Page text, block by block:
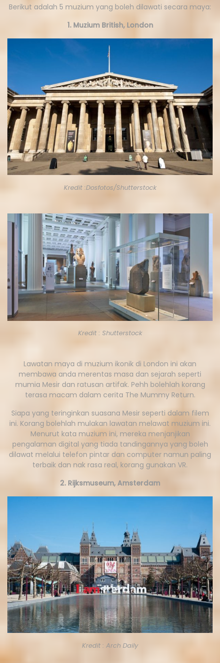
Berikut adalah 5 muzium yang boleh dilawati secara maya:
1. Muzium British, London
Kredit :Dosfotos/Shutterstock
Kredit : Shutterstock
Lawatan maya di muzium ikonik di London ini akan
membawa anda merentas masa dan sejarah seperti
mumia Mesir dan ratusan artifak. Pehh bolehlah korang
terasa macam dalam cerita The Mummy Return.
Siapa yang teringinkan suasana Mesir seperti dalam filem
ini. Korang bolehlah mulakan lawatan melawat muzium ini.
Menurut kata muzium ini, mereka menjanjikan
pengalaman digital yang tiada tandingannya yang boleh
dilawat melalui telefon pintar dan computer namun paling
terbaik dan nak rasa real, korang gunakan VR.
2. Rijksmuseum, Amsterdam
Kredit : Arch Daily